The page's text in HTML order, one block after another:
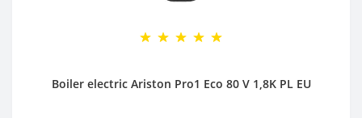
Boiler electric Ariston Pro1 Eco 80 V 1,8K PL EU